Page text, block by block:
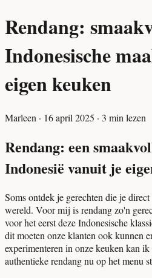
Rendang:
Indonesische
eigen keuken
Marleen · 16 april 2025 · 3 min lezen
Rendang: een
Indonesië vanuit je
Soms ontdek je gerechten die je
wereld. Voor mij is rendang zo'n
voor het eerst deze Indonesische
dit moeten onze klanten ook kunnen
experimenteren in onze keuken kan
authentieke rendang nu op het menu